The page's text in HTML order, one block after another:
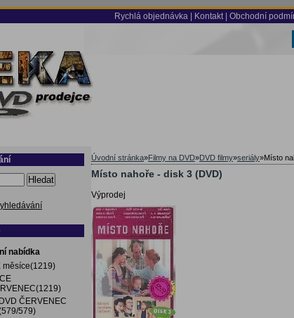
Rychlá objednávka Kontakt Obchodní
Hledat
nabídka
měsíce(1219)
DVD ČERVENEC
579)
Úvodní stránka»Filmy na DVD»DVD filmy»seriály»Místo
Místo nahoře - disk 3 (DVD)
Výprodej